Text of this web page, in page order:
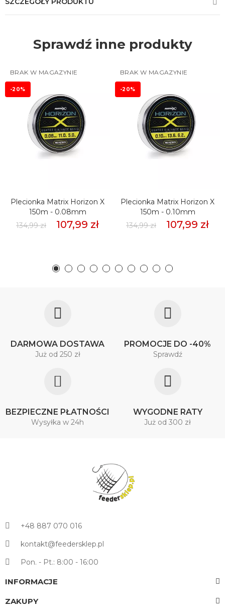
Sprawdź inne produkty
BRAK W MAGAZYNIE
-20%
Plecionka Matrix Horizon X
150m - 0.08mm
134,99 zł
107,99 zł
BRAK W MAGAZYNIE
-20%
Plecionka Matrix Horizon X
150m - 0.10mm
134,99 zł
107,99 zł
DARMOWA DOSTAWA
Już od 250 zł
PROMOCJE DO -40%
Sprawdź
BEZPIECZNE PŁATNOŚCI
Wysyłka w 24h
WYGODNE RATY
Już od 300 zł
+48 887 070 016
kontakt@feedersklep.pl
Pon. - Pt.: 8:00 - 16:00
INFORMACJE
ZAKUPY